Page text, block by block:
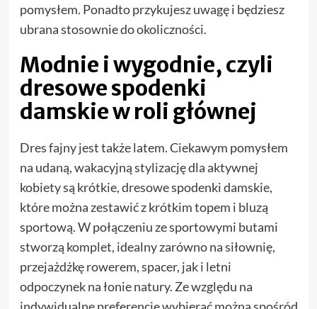
pomysłem. Ponadto przykujesz uwagę i będziesz
ubrana stosownie do okoliczności.
Modnie i wygodnie, czyli
dresowe spodenki
damskie w roli głównej
Dres fajny jest także latem. Ciekawym pomysłem
na udaną, wakacyjną stylizację dla aktywnej
kobiety są krótkie, dresowe spodenki damskie,
które można zestawić z krótkim topem i bluzą
sportową. W połączeniu ze sportowymi butami
stworzą komplet, idealny zarówno na siłownię,
przejażdżkę rowerem, spacer, jak i letni
odpoczynek na łonie natury. Ze względu na